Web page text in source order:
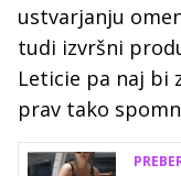
ustvarjanju
tudi izvršni
Leticie pa naj bi
prav tako